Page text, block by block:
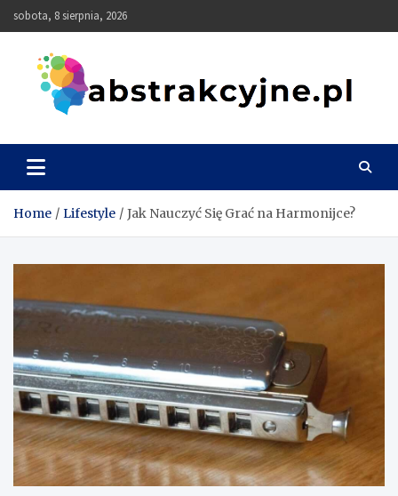
Skip
to
sobota, 8 sierpnia, 2026
Abstrakcyjne
Home Lifestyle Jak Nauczyć Się Grać na Harmonijce?